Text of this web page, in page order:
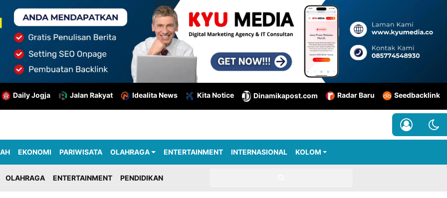
Daily Jogja Jalan Rakyat Idealita News Kita Notice Dinamikapost.com Radar Baru Seedbacklink
EKONOMI PARIWISATA OLAHRAGA ENTERTAINMENT INTERNASIONAL KOLOM
OLAHRAGA ENTERTAINMENT PENDIDIKAN